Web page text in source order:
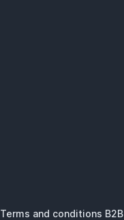
Terms and conditions B2B